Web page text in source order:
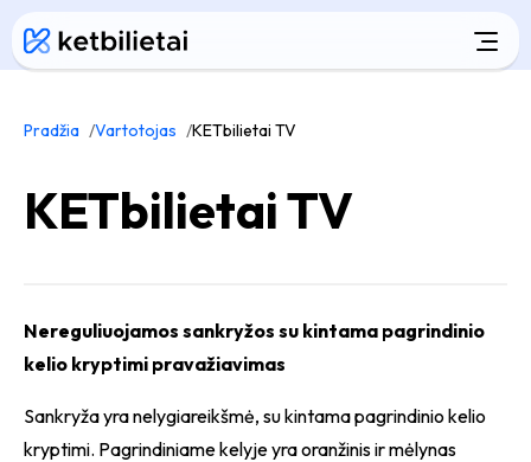
Pradžia Vartotojas KETbilietai TV
KETbilietai TV
Nereguliuojamos sankryžos su kintama pagrindinio
kelio kryptimi pravažiavimas
Sankryža yra nelygiareikšmė, su kintama pagrindinio kelio
kryptimi. Pagrindiniame kelyje yra oranžinis ir mėlynas